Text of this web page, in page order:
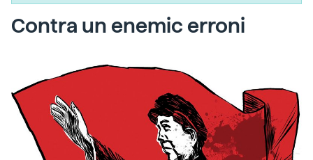
Contra un enemic erroni